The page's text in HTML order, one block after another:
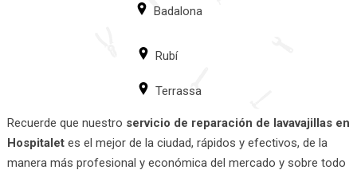
Badalona
Rubí
Terrassa
Recuerde que nuestro servicio de reparación de lavavajillas en
Hospitaletes el mejor de la ciudad, rápidos y efectivos, de la
manera más profesional y económica del mercado y sobre todo